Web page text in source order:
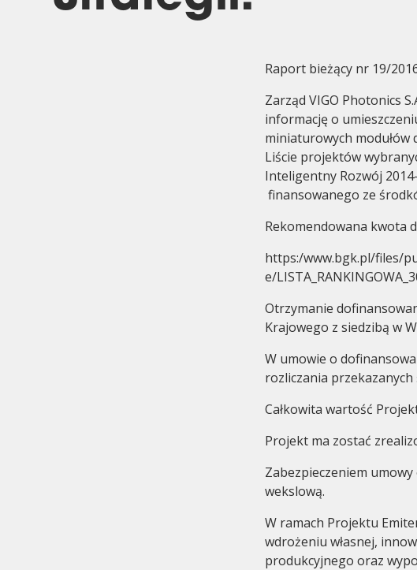
Historia
Raport bieżący nr 19/
Zarząd VIGO Photonics
informację o
miniaturowych
Liście projektów
Inteligentny Rozwój
finansowanego ze
Rekomendowana kwota
https:/www.bgk.pl/files/
e/
Otrzymanie
Krajowego z siedzibą w
W umowie o
rozliczania
Całkowita wartość
Projekt ma zostać
Zabezpieczeniem
wekslową.
W ramach Projektu
wdrożeniu własnej,
produkcyjnego oraz